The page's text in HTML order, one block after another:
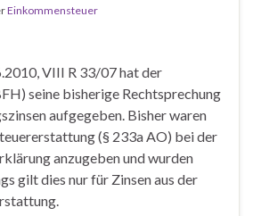
Einkommensteuer
VIII R 33/07 hat der
seine bisherige Rechtsprechung
aufgegeben. Bisher waren
(§ 233a AO) bei der
anzugeben und wurden
gilt dies nur für Zinsen aus der